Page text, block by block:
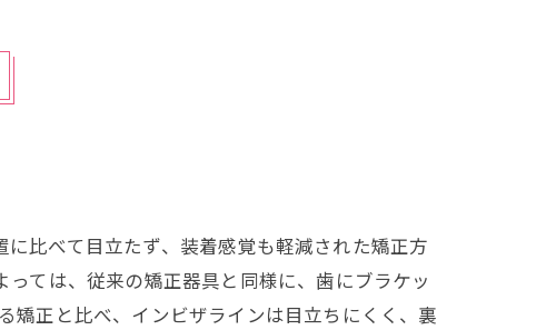
比べて目立たず、装着感覚も軽減された矯正方
ては、従来の矯正器具と同様に、歯にブラケッ
矯正と比べ、インビザラインは目立ちにくく、裏